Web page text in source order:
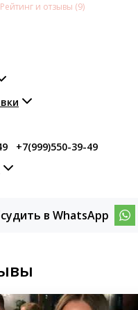
Рейтинг и отзывы (9)
+7(999)550-39-49
в WhatsApp